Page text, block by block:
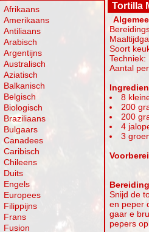
Afrikaans
Amerikaans
Antiliaans
Arabisch
Argentijns
Australisch
Aziatisch
Balkanisch
Belgisch
Biologisch
Braziliaans
Bulgaars
Canadees
Caribisch
Chileens
Duits
Engels
Europees
Filippijns
Frans
Fusion
Tortilla
Soort
Techniek:
Aantal
8
200
200
4
3
Snijd de
en peper
gaar e
pepers